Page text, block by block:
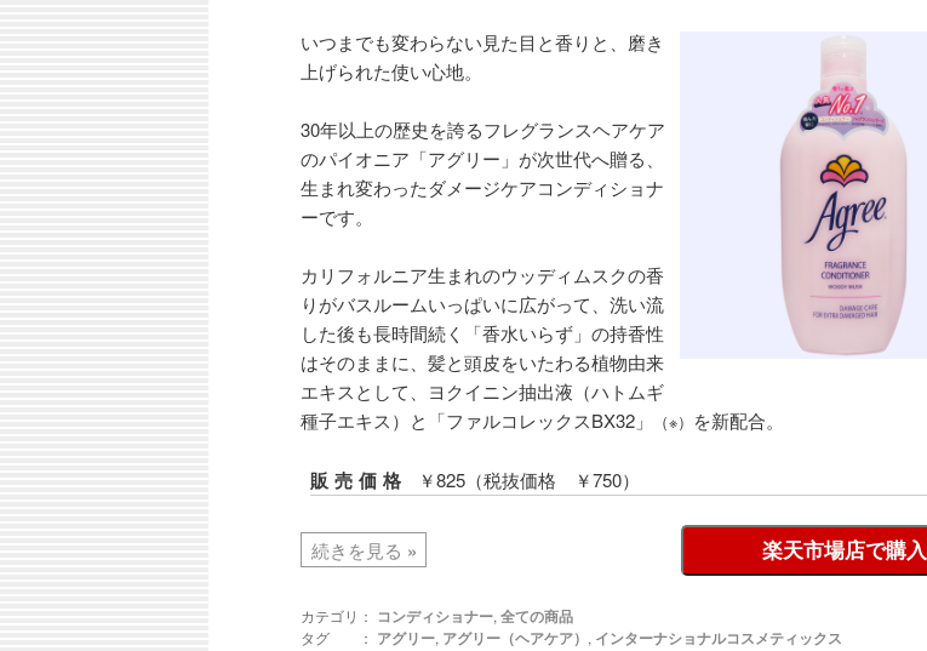
いつまでも変わらない見た目と香りと、磨き
上げられた使い心地。
30年以上の歴史を誇るフレグランスヘアケア
のパイオニア「アグリー」が次世代へ贈る、
生まれ変わったダメージケアコンディショナ
ーです。
カリフォルニア生まれのウッディムスクの香
りがバスルームいっぱいに広がって、洗い流
した後も長時間続く「香水いらず」の持香性
はそのままに、髪と頭皮をいたわる植物由来
エキスとして、ヨクイニン抽出液（ハトムギ
種子エキス）と「ファルコレックスBX32」
（※） を新配合。
販売価格 ￥825（税抜価格 ￥750）
楽天市場店で購入
続きを見る »
カテゴリ： コンディショナー,全ての商品
タグ ： アグリー, アグリー（ヘアケア） , インターナショナルコスメティックス